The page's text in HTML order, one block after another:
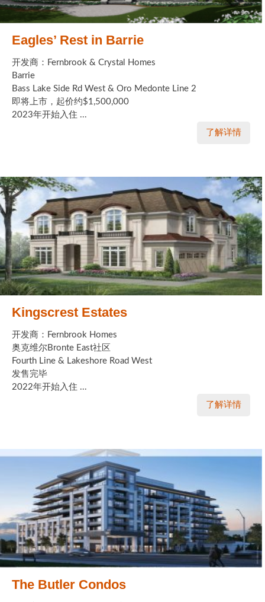
Eagles’ Rest in Barrie
开发商：Fernbrook & Crystal Homes
Barrie
Bass Lake Side Rd West & Oro Medonte Line 2
即将上市，起价约$1,500,000
2023年开始入住 ...
了解详情
Kingscrest Estates
开发商：Fernbrook Homes
奥克维尔Bronte East社区
Fourth Line & Lakeshore Road West
发售完毕
2022年开始入住 ...
了解详情
The Butler Condos